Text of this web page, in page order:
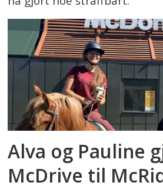
Alva og Pauline
McDrive til